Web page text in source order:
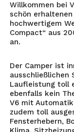
Willkommen bei
schön
hochwertigem
Compact“ aus
an.
Der Camper ist
ausschließlichen
Laufleistung toll
ebenfalls kein
V6 mit
zudem toll
Fensterhebern,